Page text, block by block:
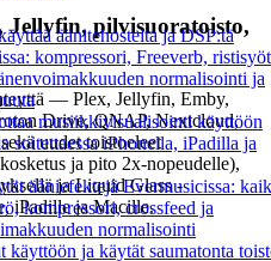
äänitehosteita ja DSP:tä
kompressori, Freeverb,
normalisointi ja
musiikkivisualisointi käyttöön
soitettaessa iPhonella, iPadilla ja
ääniefektejä Evermusicissa:
kompressori, crossfeed ja
normalisointi
käyttöön ja käytät saumatonta
Jellyfin, pilvisuoratoisto,
— Plex, Jellyfin, Emby,
Drive, QNAP, Nextcloud,
uudet toistoeleet
ja pito 2x-nopeudelle),
ja Liquid Glass -
iPadille ja Macille.